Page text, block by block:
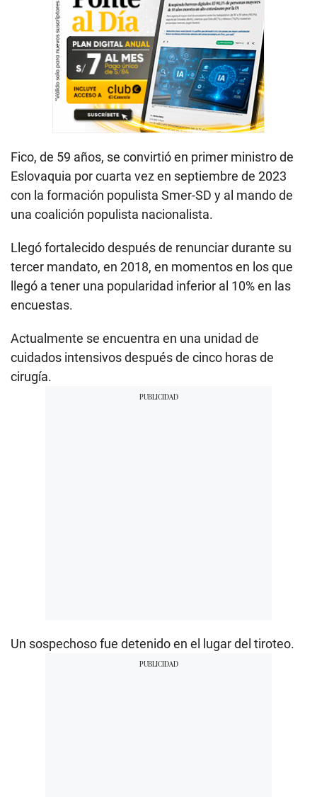
Fico, de 59 años, se convirtió en primer ministro de
Eslovaquia por cuarta vez en septiembre de 2023
con la formación populista Smer-SD y al mando de
una coalición populista nacionalista.
Llegó fortalecido después de renunciar durante su
tercer mandato, en 2018, en momentos en los que
llegó a tener una popularidad inferior al 10% en las
encuestas.
Actualmente se encuentra en una unidad de
cuidados intensivos después de cinco horas de
cirugía.
Un sospechoso fue detenido en el lugar del tiroteo.